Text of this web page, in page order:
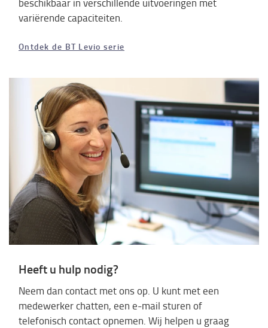
beschikbaar in verschillende uitvoeringen met
variërende capaciteiten.
Ontdek de BT Levio serie
Heeft u hulp nodig?
Neem dan contact met ons op. U kunt met een
medewerker chatten, een e-mail sturen of
telefonisch contact opnemen. Wij helpen u graag